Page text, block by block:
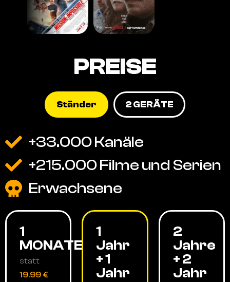
PREISE
Ständer 2 GERÄTE
+33.000 Kanäle
+215.000 Filme und Serien
Erwachsene
1
MONATE
statt
19.99 €
1
Jahr
+ 1
Jahr
2
Jahre
+ 2
Jahr